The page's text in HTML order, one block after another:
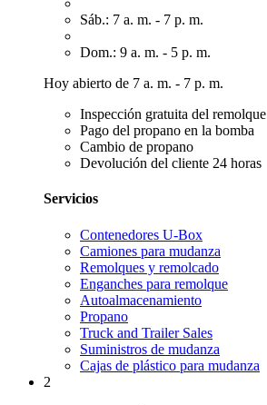
Sáb.: 7 a. m. - 7 p. m.
Dom.: 9 a. m. - 5 p. m.
Hoy abierto de 7 a. m. - 7 p. m.
Inspección gratuita del remolque
Pago del propano en la bomba
Cambio de propano
Devolución del cliente 24 horas
Servicios
Contenedores U-Box
Camiones para mudanza
Remolques y remolcado
Enganches para remolque
Autoalmacenamiento
Propano
Truck and Trailer Sales
Suministros de mudanza
Cajas de plástico para mudanza
2